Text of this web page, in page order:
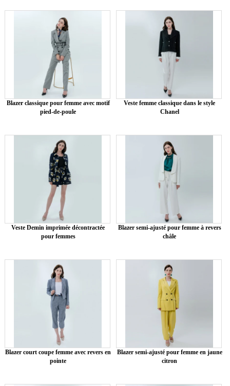
Blazer classique pour femme avec motif
pied-de-poule
Veste femme classique dans le style
Chanel
Veste Demin imprimée décontractée
pour femmes
Blazer semi-ajusté pour femme à revers
châle
Blazer court coupe femme avec revers en
pointe
Blazer semi-ajusté pour femme en jaune
citron